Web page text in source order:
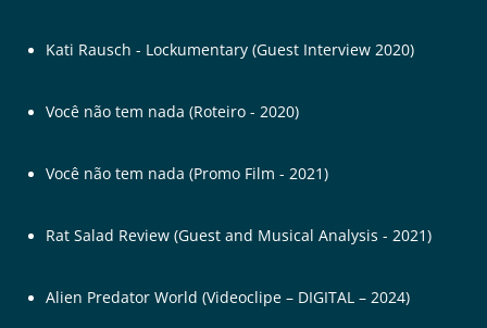
Kati Rausch - Lockumentary (Guest Interview 2020)
Você não tem nada (Roteiro - 2020)
Você não tem nada (Promo Film - 2021)
Rat Salad Review (Guest and Musical Analysis - 2021)
Alien Predator World (Videoclipe – DIGITAL – 2024)